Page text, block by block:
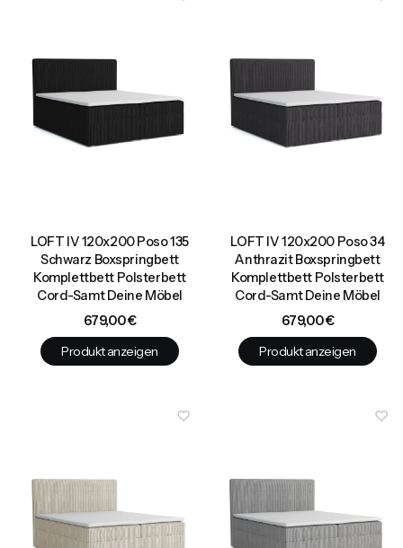
LOFT IV 120x200 Poso 135
Schwarz Boxspringbett
Komplettbett Polsterbett
Cord-Samt Deine Möbel
Preis
679,00 €
Produkt anzeigen
LOFT IV 120x200 Poso 34
Anthrazit Boxspringbett
Komplettbett Polsterbett
Cord-Samt Deine Möbel
Preis
679,00 €
Produkt anzeigen